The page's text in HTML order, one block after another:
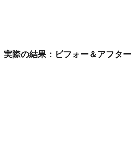
実際の結果：ビフォー＆アフター